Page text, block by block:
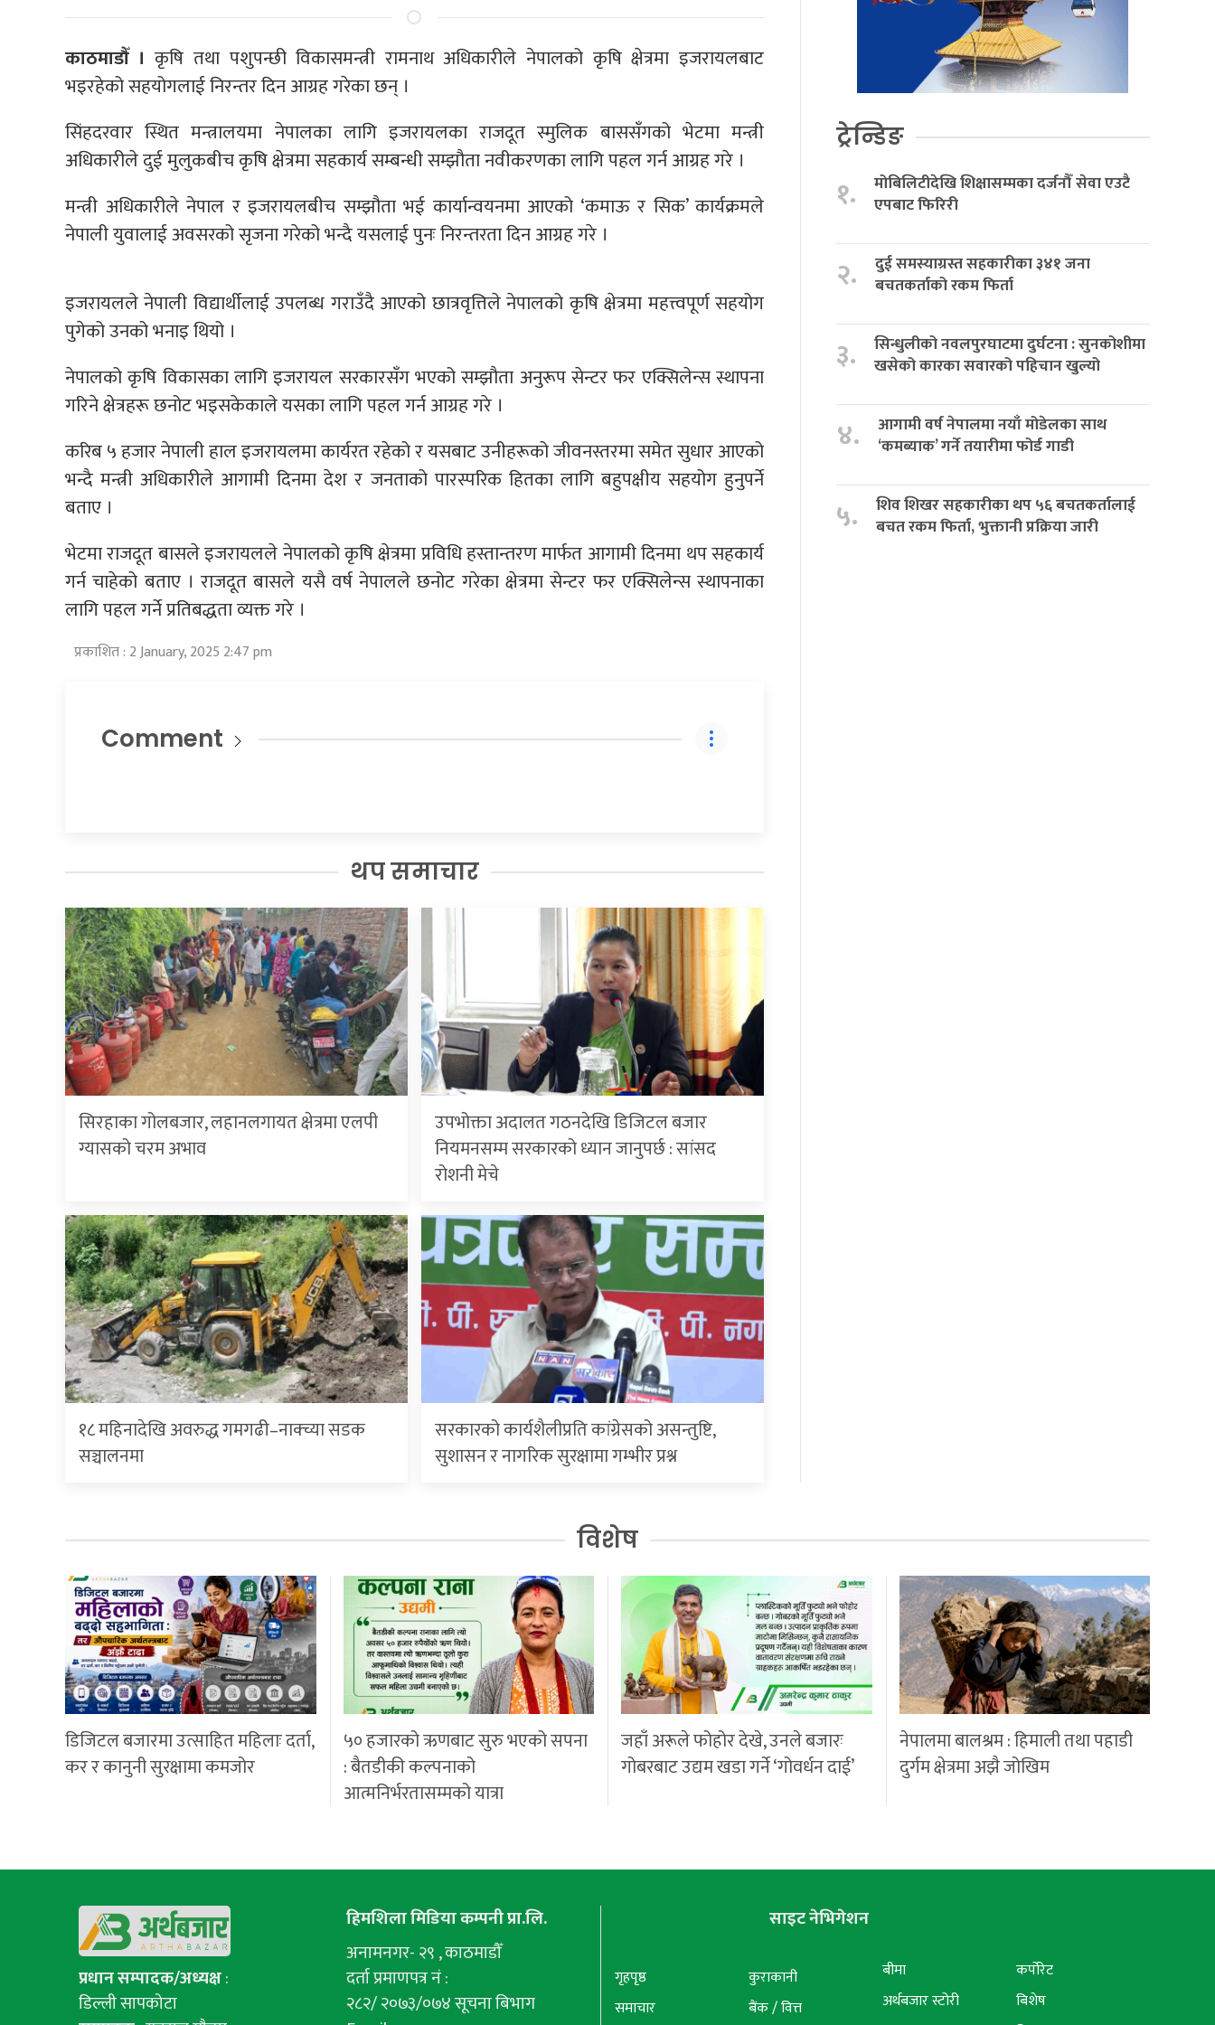
काठमाडौँ । कृषि तथा पशुपन्छी विकासमन्त्री रामनाथ अधिकारीले नेपालको कृषि क्षेत्रमा इजरायलबाट
भइरहेको सहयोगलाई निरन्तर दिन आग्रह गरेका छन् ।
सिंहदरवार स्थित मन्त्रालयमा नेपालका लागि इजरायलका राजदूत स्मुलिक बाससँगको भेटमा मन्त्री
अधिकारीले दुई मुलुकबीच कृषि क्षेत्रमा सहकार्य सम्बन्धी सम्झौता नवीकरणका लागि पहल गर्न आग्रह गरे ।
मन्त्री अधिकारीले नेपाल र इजरायलबीच सम्झौता भई कार्यान्वयनमा आएको ‘कमाऊ र सिक’ कार्यक्रमले
नेपाली युवालाई अवसरको सृजना गरेको भन्दै यसलाई पुनः निरन्तरता दिन आग्रह गरे ।
इजरायलले नेपाली विद्यार्थीलाई उपलब्ध गराउँदै आएको छात्रवृत्तिले नेपालको कृषि क्षेत्रमा महत्त्वपूर्ण सहयोग
पुगेको उनको भनाइ थियो ।
नेपालको कृषि विकासका लागि इजरायल सरकारसँग भएको सम्झौता अनुरूप सेन्टर फर एक्सिलेन्स स्थापना
गरिने क्षेत्रहरू छनोट भइसकेकाले यसका लागि पहल गर्न आग्रह गरे ।
करिब ५ हजार नेपाली हाल इजरायलमा कार्यरत रहेको र यसबाट उनीहरूको जीवनस्तरमा समेत सुधार आएको
भन्दै मन्त्री अधिकारीले आगामी दिनमा देश र जनताको पारस्परिक हितका लागि बहुपक्षीय सहयोग हुनुपर्ने
बताए ।
भेटमा राजदूत बासले इजरायलले नेपालको कृषि क्षेत्रमा प्रविधि हस्तान्तरण मार्फत आगामी दिनमा थप सहकार्य
गर्न चाहेको बताए । राजदूत बासले यसै वर्ष नेपालले छनोट गरेका क्षेत्रमा सेन्टर फर एक्सिलेन्स स्थापनाका
लागि पहल गर्ने प्रतिबद्धता व्यक्त गरे ।
प्रकाशित : 2 January, 2025 2:47 pm
Comment
थप समाचार
सिरहाका गोलबजार, लहानलगायत क्षेत्रमा एलपी
ग्यासको चरम अभाव
उपभोक्ता अदालत गठनदेखि डिजिटल बजार
नियमनसम्म सरकारको ध्यान जानुपर्छ : सांसद
रोशनी मेचे
१८ महिनादेखि अवरुद्ध गमगढी–नाक्च्या सडक
सञ्चालनमा
सरकारको कार्यशैलीप्रति कांग्रेसको असन्तुष्टि,
सुशासन र नागरिक सुरक्षामा गम्भीर प्रश्न
ट्रेन्डिङ
१.
मोबिलिटीदेखि शिक्षासम्मका दर्जनौँ सेवा एउटै
एपबाट फिरिरी
२.
दुई समस्याग्रस्त सहकारीका ३४१ जना
बचतकर्ताको रकम फिर्ता
३.
सिन्धुलीको नवलपुरघाटमा दुर्घटना : सुनकोशीमा
खसेको कारका सवारको पहिचान खुल्यो
४.
आगामी वर्ष नेपालमा नयाँ मोडेलका साथ
‘कमब्याक’ गर्ने तयारीमा फोर्ड गाडी
५.
शिव शिखर सहकारीका थप ५६ बचतकर्तालाई
बचत रकम फिर्ता, भुक्तानी प्रक्रिया जारी
विशेष
डिजिटल बजारमा उत्साहित महिलाः दर्ता,
कर र कानुनी सुरक्षामा कमजोर
५० हजारको ऋणबाट सुरु भएको सपना
: बैतडीकी कल्पनाको
आत्मनिर्भरतासम्मको यात्रा
जहाँ अरूले फोहोर देखे, उनले बजारः
गोबरबाट उद्यम खडा गर्ने ‘गोवर्धन दाई’
नेपालमा बालश्रम : हिमाली तथा पहाडी
दुर्गम क्षेत्रमा अझै जोखिम
प्रधान सम्पादक/अध्यक्ष:
डिल्ली सापकोटा
हिमशिला मिडिया कम्पनी प्रा.लि.
अनामनगर- २९ , काठमाडौँ
दर्ता प्रमाणपत्र नं :
२८२/ २०७३/०७४ सूचना बिभाग
साइट नेभिगेशन
गृहपृष्ठ
समाचार
कुराकानी
बैंक / वित्त
बीमा
अर्थबजार स्टोरी
कर्पोरेट
बिशेष